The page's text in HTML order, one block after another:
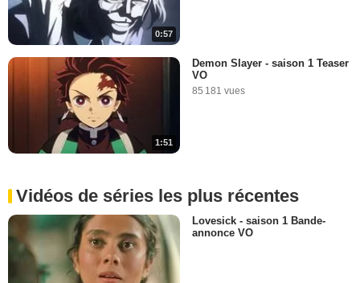
0:57
1:51
Demon Slayer - saison 1 Teaser
VO
85 181 vues
Vidéos de séries les plus récentes
Lovesick - saison 1 Bande-
annonce VO